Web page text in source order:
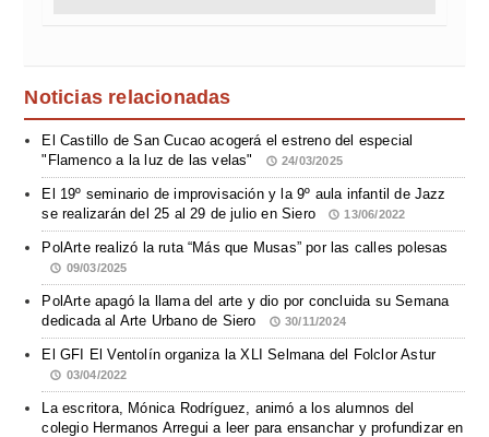
Noticias relacionadas
El Castillo de San Cucao acogerá el estreno del especial
"Flamenco a la luz de las velas"
24/03/2025
El 19º seminario de improvisación y la 9º aula infantil de Jazz
se realizarán del 25 al 29 de julio en Siero
13/06/2022
PolArte realizó la ruta “Más que Musas” por las calles polesas
09/03/2025
PolArte apagó la llama del arte y dio por concluida su Semana
dedicada al Arte Urbano de Siero
30/11/2024
El GFI El Ventolín organiza la XLI Selmana del Folclor Astur
03/04/2022
La escritora, Mónica Rodríguez, animó a los alumnos del
colegio Hermanos Arregui a leer para ensanchar y profundizar en